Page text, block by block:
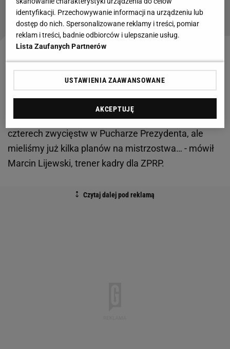
Jest reakcja na wybuch Lijewskiego
- Na pewno znajdziemy sposób na mobilizację. To
jest mecz międzypaństwowy z orzełkiem na piersi,
więc myślę, że nie trzeba ekstra motywacji. Dobrze,
przetrwać mecz ze Szwajcarią. Życzyłbym sobie
czterech zwycięstw w Pucharze Prezydenta, ale
mieliśmy już kilka planów na mistrzostwa… - mówił
Marcin Lijewski, trener kadry dla ZPRP.
identyfikacji. Przechowywanie informacji na urządzeniu lub
dostęp do nich. Spersonalizowane reklamy i treści, pomiar
reklam i treści, badnie odbiorców i ulepszanie usług.
Lista Zaufanych Partnerów
USTAWIENIA ZAAWANSOWANE
AKCEPTUJĘ